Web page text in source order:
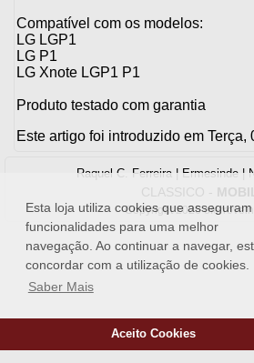
Esta loja utiliza cookies que asseguram
funcionalidades para uma melhor
navegação. Ao continuar a navegar,
concordar com a utilização de cookies.
Saber Mais
Aceito Cookies
Compatível com os modelos:
LG LGP1
LG P1
LG Xnote LGP1 P1
Produto testado com garantia
Este artigo foi introduzido em Terça,
Raquel C. Ferreira | Ermesinde |
CLASSICO -
Copyright 2026